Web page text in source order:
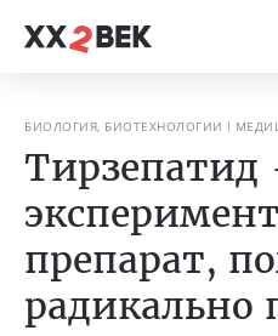
БИОЛОГИЯ, БИОТЕХНОЛОГИИ
препарат,
радикально